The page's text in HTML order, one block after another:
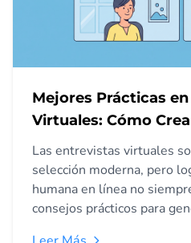
Mejores Prácticas
Virtuales: Cómo
Humana en Línea
Las entrevistas virtuales
selección moderna, pero
humana en línea no
consejos prácticos para